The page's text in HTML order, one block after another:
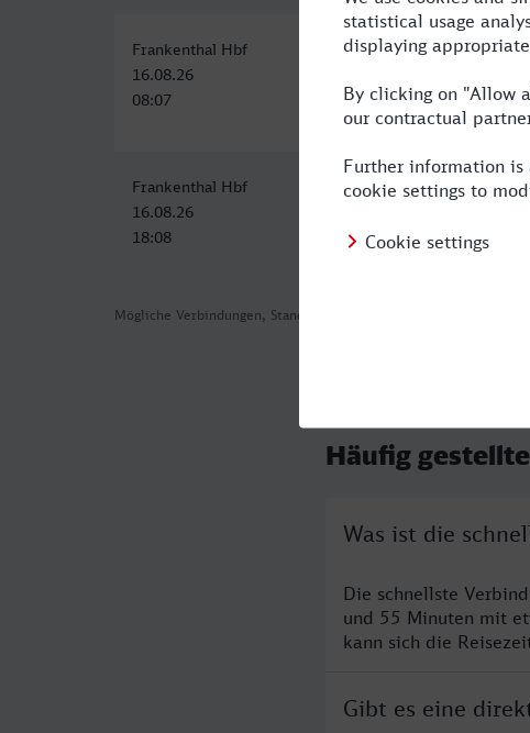
Mögliche Verbindungen, Stand: 2026-08-02 01:02
Frankenthal Hbf
16.08.26
08:07
Hagen Hbf
12:19
Frankenthal Hbf
16.08.26
18:08
Hagen Hbf
22:19
Häufig
Was ist die
Die schnellste
und 55 Minuten mit
kann sich die
Gibt es eine